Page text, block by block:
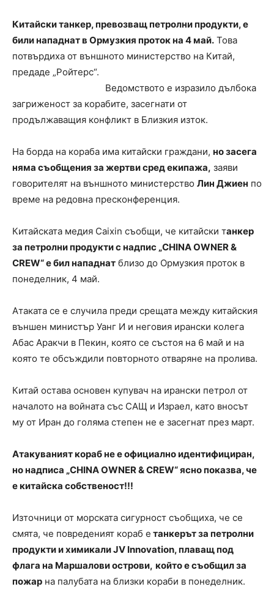
Китайски танкер, превозващ петролни продукти, е
били нападнат в Ормузкия проток на 4 май. Това
потвърдиха от външното министерство на Китай,
предаде „Ройтерс“.
Ведомството е изразило дълбока
загриженост за корабите, засегнати от
продължаващия конфликт в Близкия изток.
На борда на кораба има китайски граждани, но засега
няма съобщения за жертви сред екипажа, заяви
говорителят на външното министерство Лин Джиен по
време на редовна пресконференция.
Китайската медия Caixin съобщи, че китайски танкер
за петролни продукти с надпис „CHINA OWNER &
CREW“ е бил нападнат близо до Ормузкия проток в
понеделник, 4 май.
Атаката се е случила преди срещата между китайския
външен министър Уанг И и неговия ирански колега
Абас Аракчи в Пекин, която се състоя на 6 май и на
която те обсъждили повторното отваряне на пролива.
Китай остава основен купувач на ирански петрол от
началото на войната със САЩ и Израел, като вносът
му от Иран до голяма степен не е засегнат през март.
Атакуваният кораб не е официално идентифициран,
но надписа „CHINA OWNER & CREW“ ясно показва, че
е китайска собственост!!!
Източници от морската сигурност съобщиха, че се
смята, че повреденият кораб е танкерът за петролни
продукти и химикали JV Innovation, плаващ под
флага на Маршалови острови, който е съобщил за
пожар на палубата на близки кораби в понеделник.